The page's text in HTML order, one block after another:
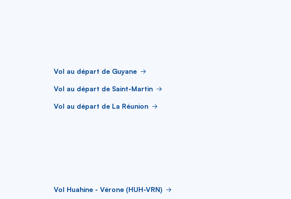
Vol au départ de Guyane
Vol au départ de Saint-Martin
Vol au départ de La Réunion
Vol Huahine - Vérone (HUH-VRN)